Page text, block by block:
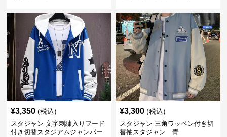
¥3,350 (税込)
スタジャン 文字刺繍入りフード
付き切替スタジアムジャンパー
¥3,300 (税込)
スタジャン 三角ワッペン付き切
替袖スタジャン 青